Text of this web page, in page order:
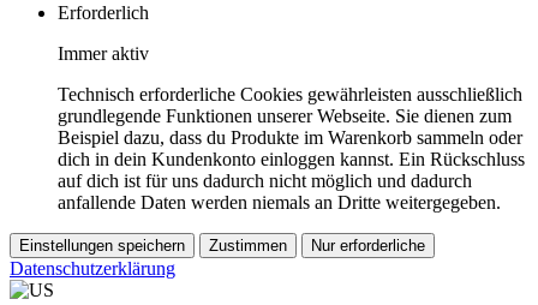
Erforderlich
Immer aktiv
Technisch erforderliche Cookies gewährleisten ausschließlich
grundlegende Funktionen unserer Webseite. Sie dienen zum
Beispiel dazu, dass du Produkte im Warenkorb sammeln oder
dich in dein Kundenkonto einloggen kannst. Ein Rückschluss
auf dich ist für uns dadurch nicht möglich und dadurch
anfallende Daten werden niemals an Dritte weitergegeben.
Einstellungen speichern Zustimmen Nur erforderliche
Datenschutzerklärung